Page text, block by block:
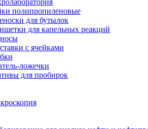
полипропиленовые
для бутылок
для капельных реакций
с ячейками
ложечки
для пробирок